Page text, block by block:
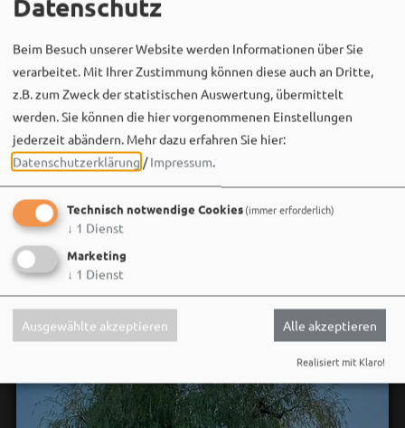
Bergwaldtheater
06. August um 18:08 via Facebook
Sei wie Luisa & Chiara!
Komm am 08.08. ins Bergwaldtheater und hol dir deinen
neuen Ohrwurm. 🎤✨
Gute Musik, beste Stimmung und ein Sommerabend,
der im Kopf bleibt. 🌿🎵
Wir sehen uns…
Beim Besuch unserer Website werden Informationen über Sie
verarbeitet. Mit Ihrer Zustimmung können diese auch an Dritte,
z.B. zum Zweck der statistischen Auswertung, übermittelt
werden. Sie können die hier vorgenommenen Einstellungen
jederzeit abändern. Mehr dazu erfahren Sie hier:
Datenschutzerklärung /Impressum.
Technisch notwendige Cookies(immer erforderlich)
↓ 1 Dienst
Marketing
↓ 1 Dienst
Ausgewählte akzeptieren Alle akzeptieren
Realisiert mit Klaro!